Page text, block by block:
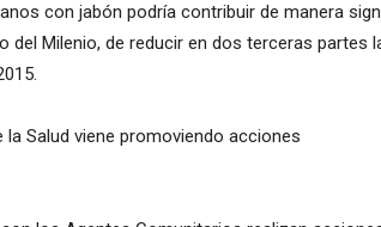
con jabón podría contribuir de manera
del Milenio, de reducir en dos terceras partes
Salud viene promoviendo acciones